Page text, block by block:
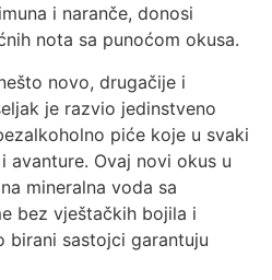
i naranče, donosi
nota sa punoćom okusa.
novo, drugačije i
je razvio jedinstveno
piće koje u svaki
avanture. Ovaj novi okus u
mineralna voda sa
bez vještačkih bojila i
birani sastojci garantuju